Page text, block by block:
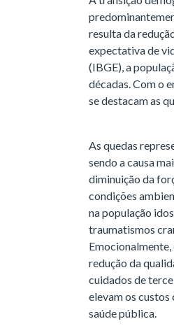
resulta da
expectativa de
(IBGE), a
décadas. Com o
se destacam as
As quedas
sendo a causa
diminuição da
condições
na população
traumatismos
redução da
cuidados de
elevam os
saúde pública.